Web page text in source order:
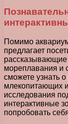
Помимо
предлагает
рассказывающие
мореплавания и
сможете узнать
млекопитающих
исследования
интерактивные
попробовать